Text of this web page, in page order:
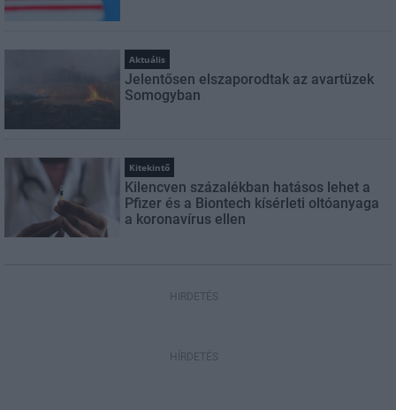
Aktuális
Jelentősen elszaporodtak az avartüzek
Somogyban
Kitekintő
Kilencven százalékban hatásos lehet a
Pfizer és a Biontech kísérleti oltóanyaga
a koronavírus ellen
HIRDETÉS
HÍRDETÉS